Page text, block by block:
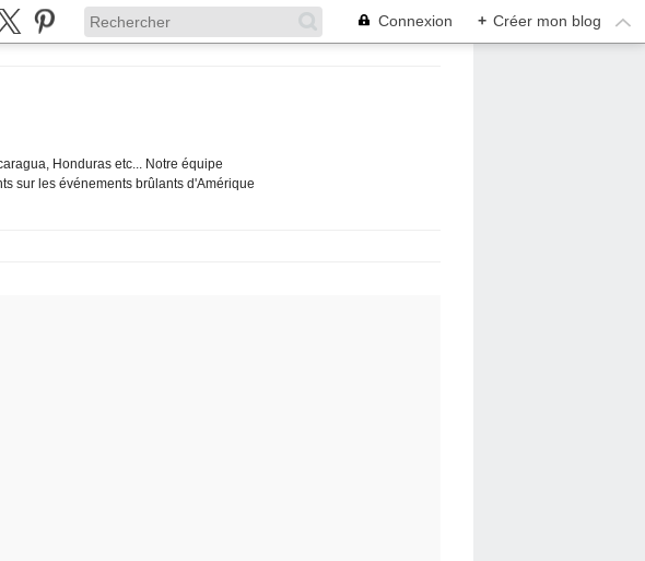
Connexion + Créer mon blog
Honduras etc... Notre équipe
sur les événements brûlants d'Amérique